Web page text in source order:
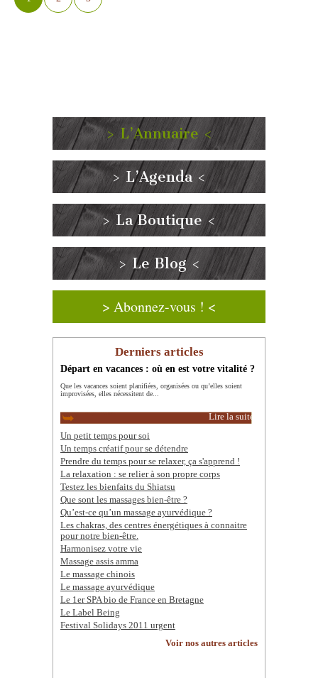
> L’Annuaire <
> L’Agenda <
> La Boutique <
> Le Blog <
> Abonnez-vous ! <
Derniers articles
Départ en vacances : où en est votre vitalité ?
Que les vacances soient planifiées, organisées ou qu’elles soient
improvisées, elles nécessitent de...
Lire la suite
Un petit temps pour soi
Un temps créatif pour se détendre
Prendre du temps pour se relaxer, ça s'apprend !
La relaxation : se relier à son propre corps
Testez les bienfaits du Shiatsu
Que sont les massages bien-être ?
Qu’est-ce qu’un massage ayurvédique ?
Les chakras, des centres énergétiques à connaitre
pour notre bien-être.
Harmonisez votre vie
Massage assis amma
Le massage chinois
Le massage ayurvédique
Le 1er SPA bio de France en Bretagne
Le Label Being
Festival Solidays 2011 urgent
Voir nos autres articles